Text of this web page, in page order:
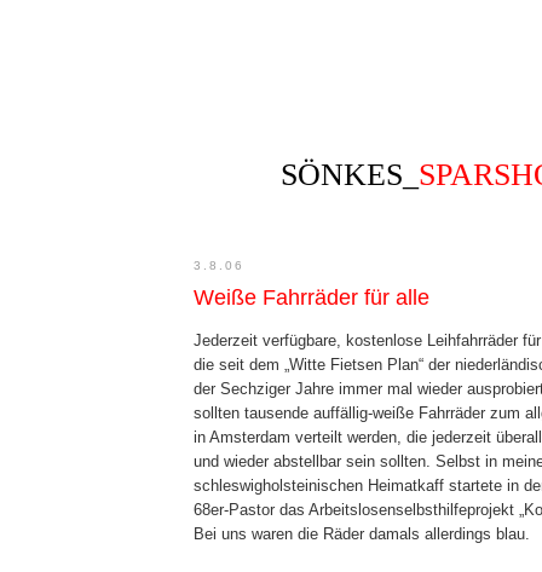
SÖNKES_
3.8.06
Weiße Fahrräder für alle
Jederzeit verfügbare, kostenlose Leihfahrräder
die seit dem „Witte Fietsen Plan“ der
der Sechziger Jahre immer mal wieder
sollten tausende auffällig-weiße Fahrräder zum
in Amsterdam verteilt werden, die jederzeit
und wieder abstellbar sein sollten. Selbst in
schleswigholsteinischen Heimatkaff startete in
68er-Pastor das Arbeitslosenselbsthilfeprojekt
Bei uns waren die Räder damals allerdings blau.